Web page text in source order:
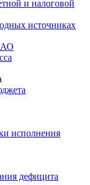
и налоговой
источниках
исполнения
дефицита